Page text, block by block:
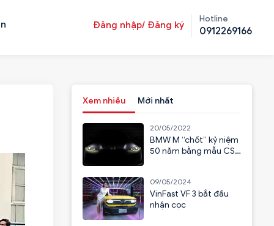
Đăng nhập/ Đăng ký
Hotline
0912269166
Xem nhiều Mới nhất
20/05/2022
BMW M “chốt” kỷ niệm
50 năm bằng mẫu CSL
09/05/2024
VinFast VF 3 bắt đầu
nhận cọc